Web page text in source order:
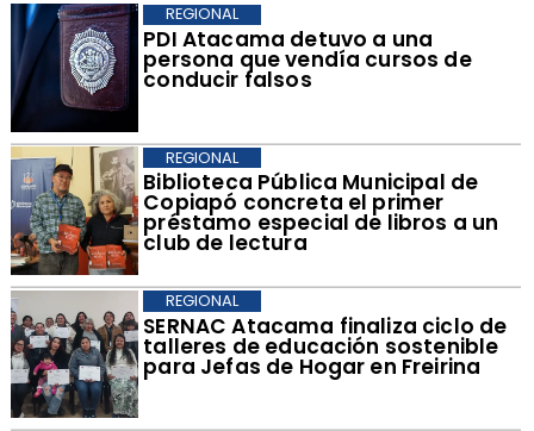
​PDI Atacama detuvo a una
persona que vendía cursos de
conducir falsos
REGIONAL
​Biblioteca Pública Municipal de
Copiapó concreta el primer
préstamo especial de libros a un
club de lectura
REGIONAL
SERNAC Atacama finaliza ciclo de
talleres de educación sostenible
para Jefas de Hogar en Freirina
REGIONAL